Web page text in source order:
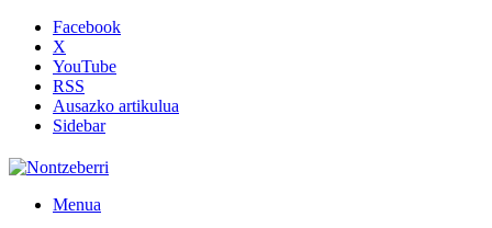
Facebook
X
YouTube
RSS
Ausazko artikulua
Sidebar
Menua